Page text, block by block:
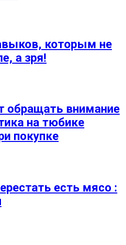
которым не
а зря!
обращать внимание
на тюбике
покупке
есть мясо :